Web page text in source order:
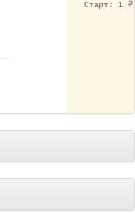
Старт: 1 ₽